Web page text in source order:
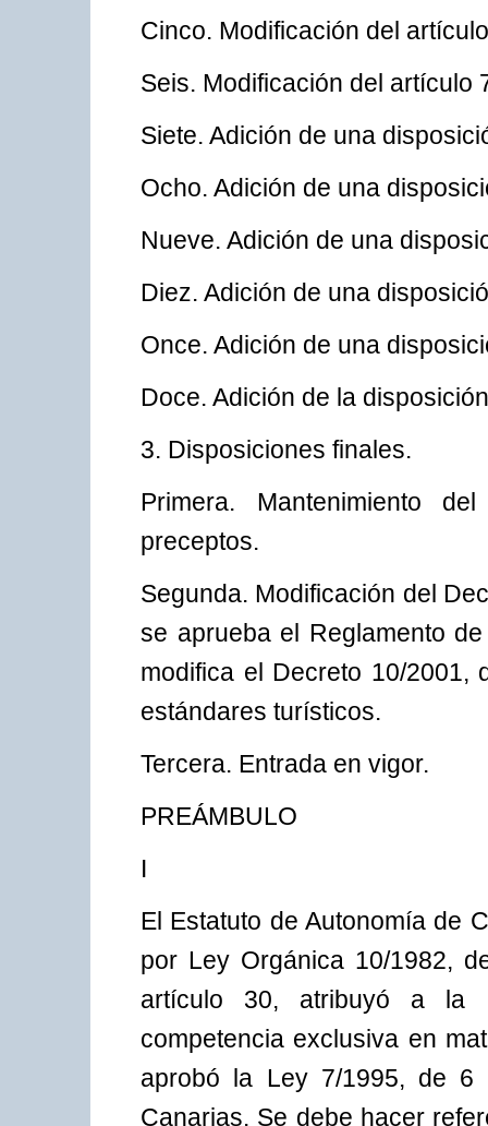
Cinco. Modificación del
Seis. Modificación del artículo
Siete. Adición de una
Ocho. Adición de una
Nueve. Adición de una
Diez. Adición de una
Once. Adición de una
Doce. Adición de la
3. Disposiciones finales.
Primera. Mantenimiento
preceptos.
Segunda. Modificación del
se aprueba el Reglamento
modifica el Decreto 10/
estándares turísticos.
Tercera. Entrada en vigor.
PREÁMBULO
I
El Estatuto de Autonomía de
por Ley Orgánica 10/1982,
artículo 30, atribuyó a la
competencia exclusiva en
aprobó la Ley 7/1995, de 6
Canarias. Se debe hacer